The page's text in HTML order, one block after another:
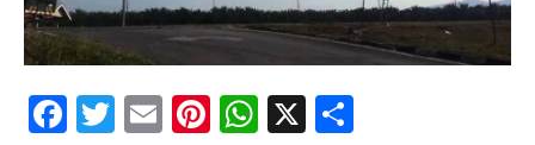
Madona lacrimilor
din Siracusa
(Silcilia)
Facebook
Twitter
EmailPinterest
WhatsApp
X